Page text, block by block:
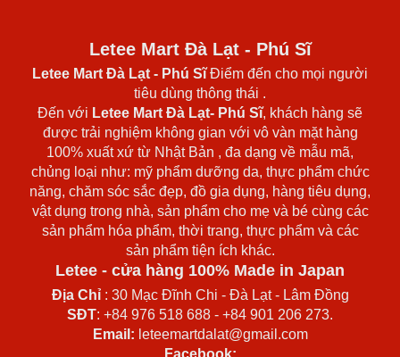
Letee Mart Đà Lạt - Phú Sĩ
Letee Mart Đà Lạt - Phú SĩĐiểm đến cho mọi người
tiêu dùng thông thái .
Đến với Letee Mart Đà Lạt- Phú Sĩ, khách hàng sẽ
được trải nghiệm không gian với vô vàn mặt hàng
100% xuất xứ từ Nhật Bản , đa dạng về mẫu mã,
chủng loại như: mỹ phẩm dưỡng da, thực phẩm chức
năng, chăm sóc sắc đẹp, đồ gia dụng, hàng tiêu dụng,
vật dụng trong nhà, sản phẩm cho mẹ và bé cùng các
sản phẩm hóa phẩm, thời trang, thực phẩm và các
sản phẩm tiện ích khác.
Letee - cửa hàng 100% Made in Japan
Địa Chỉ: 30 Mạc Đĩnh Chi - Đà Lạt - Lâm Đồng
SĐT: +84 976 518 688 - +84 901 206 273.
Email: leteemartdalat@gmail.com
Facebook: